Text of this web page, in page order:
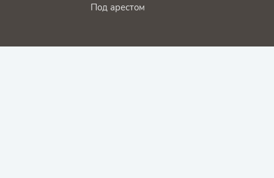
Под арестом